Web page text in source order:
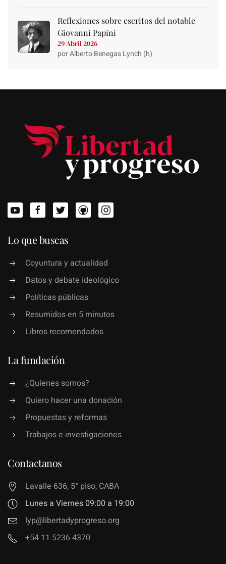
Reflexiones sobre escritos del notable
Giovanni Papini
29 Abril 2026
por Alberto Benegas Lynch (h)
Lo que buscas
Coyuntura y actualidad
Datos y debate ideológico
Políticas públicas
Resumidos en 5 minutos
Libros recomendados
La fundación
¿Quienes somos?
Quiero hacer una donación
Propuestas y reformas
Trabajos e investigaciones
Contactanos
Lavalle 636, 5° piso, CABA
Lunes a Viernes 09:00 a 19:00
lyp@libertadyprogreso.org
+54 11 5236 4370